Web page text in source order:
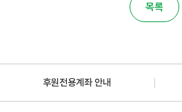
목록
후원전용계좌 안내